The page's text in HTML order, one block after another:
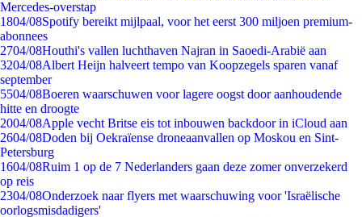
Mercedes-overstap
1804/08Spotify bereikt mijlpaal, voor het eerst 300 miljoen premium-
abonnees
2704/08Houthi's vallen luchthaven Najran in Saoedi-Arabië aan
3204/08Albert Heijn halveert tempo van Koopzegels sparen vanaf
september
5504/08Boeren waarschuwen voor lagere oogst door aanhoudende
hitte en droogte
2004/08Apple vecht Britse eis tot inbouwen backdoor in iCloud aan
2604/08Doden bij Oekraïense droneaanvallen op Moskou en Sint-
Petersburg
1604/08Ruim 1 op de 7 Nederlanders gaan deze zomer onverzekerd
op reis
2304/08Onderzoek naar flyers met waarschuwing voor 'Israëlische
oorlogsmisdadigers'